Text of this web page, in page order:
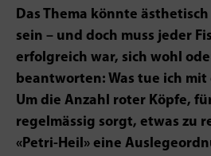
Das Thema könnte
sein – und doch muss jeder
erfolgreich war, sich wohl
beantworten: Was tue ich mit
Um die Anzahl roter Köpfe,
regelmässig sorgt, etwas zu
«Petri-Heil» eine